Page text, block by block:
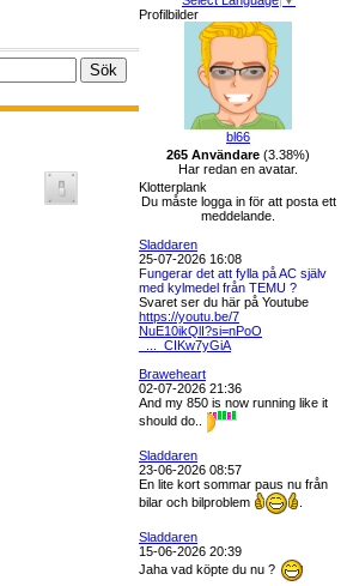
Profilbilder
bl66
265 Användare (3.38%)
Har redan en avatar.
Klotterplank
Du måste logga in för att posta ett
meddelande.
Sladdaren
25-07-2026 16:08
Fungerar det att fylla på AC själv
med kylmedel från TEMU ?
Svaret ser du här på Youtube
https://youtu.be/7
NuE10ikQlI?si=nPoO
_..._CIKw7yGiA
Braweheart
02-07-2026 21:36
And my 850 is now running like it
should do..
Sladdaren
23-06-2026 08:57
En lite kort sommar paus nu från
bilar och bilproblem
Sladdaren
15-06-2026 20:39
Jaha vad köpte du nu ?